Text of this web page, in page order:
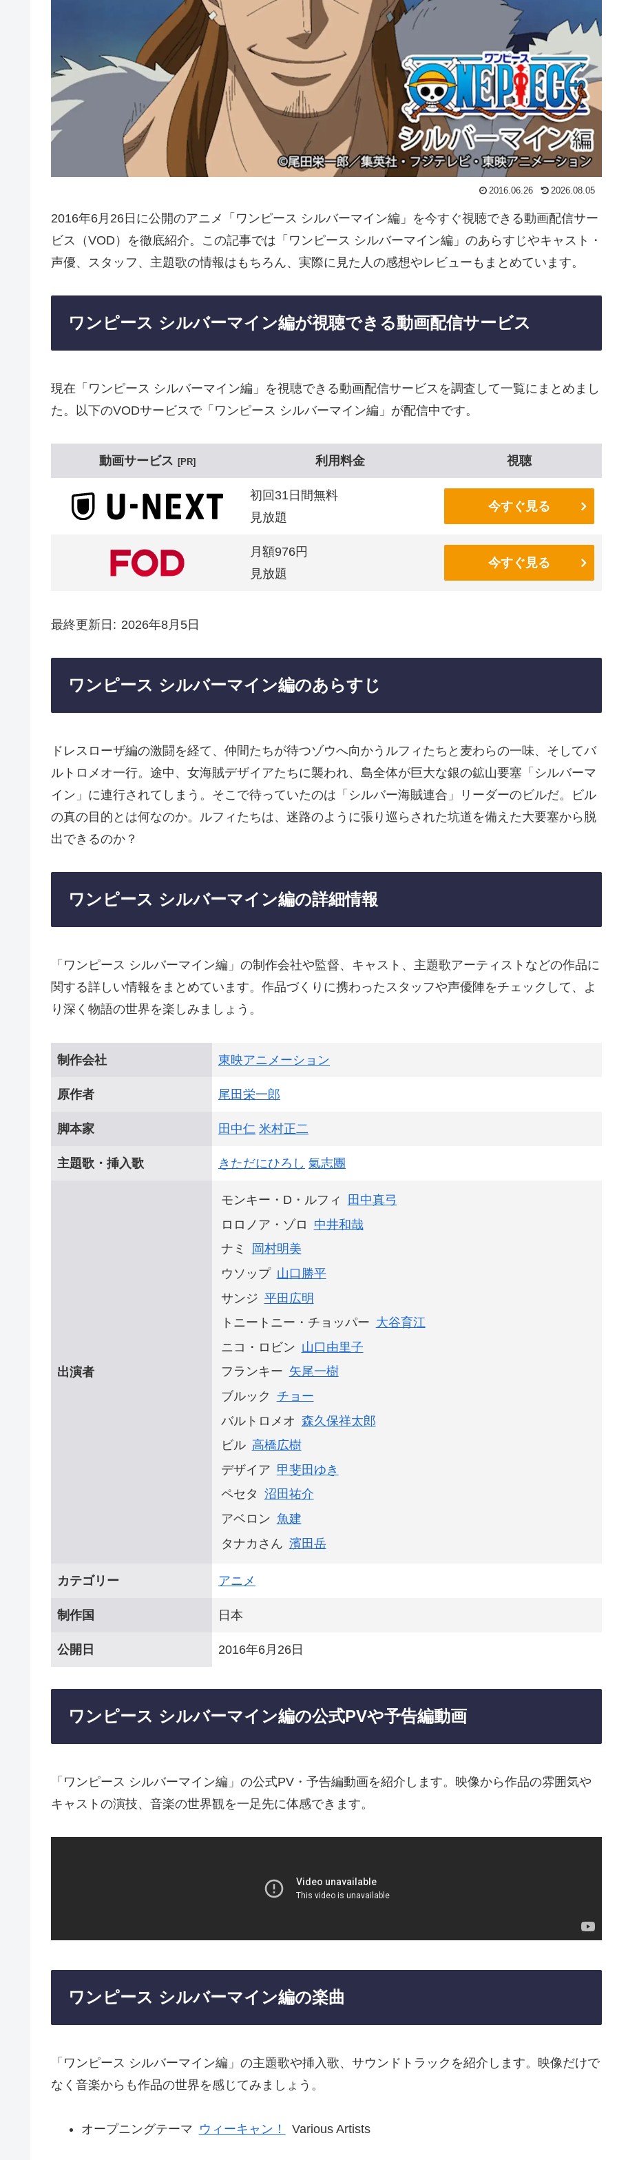
2016.06.26 2026.08.05
2016年6月26日に公開のアニメ「ワンピース シルバーマイン編」を今すぐ視聴できる動画配信サー
ビス（VOD）を徹底紹介。この記事では「ワンピース シルバーマイン編」のあらすじやキャスト・
声優、スタッフ、主題歌の情報はもちろん、実際に見た人の感想やレビューもまとめています。
ワンピース シルバーマイン編が視聴できる動画配信サービス
現在「ワンピース シルバーマイン編」を視聴できる動画配信サービスを調査して一覧にまとめまし
た。以下のVODサービスで「ワンピース シルバーマイン編」が配信中です。
動画サービス PR 利用料金 視聴
初回31日間無料
見放題
今すぐ見る
月額976円
見放題
今すぐ見る
最終更新日 2026年8月5日
ワンピース シルバーマイン編のあらすじ
ドレスローザ編の激闘を経て、仲間たちが待つゾウへ向かうルフィたちと麦わらの一味、そしてバ
ルトロメオ一行。途中、女海賊デザイアたちに襲われ、島全体が巨大な銀の鉱山要塞「シルバーマ
イン」に連行されてしまう。そこで待っていたのは「シルバー海賊連合」リーダーのビルだ。ビル
の真の目的とは何なのか。ルフィたちは、迷路のように張り巡らされた坑道を備えた大要塞から脱
出できるのか？
ワンピース シルバーマイン編の詳細情報
「ワンピース シルバーマイン編」の制作会社や監督、キャスト、主題歌アーティストなどの作品に
関する詳しい情報をまとめています。作品づくりに携わったスタッフや声優陣をチェックして、よ
り深く物語の世界を楽しみましょう。
制作会社 東映アニメーション
原作者 尾田栄一郎
脚本家 田中仁 米村正二
主題歌・挿入歌 きただにひろし 氣志團
出演者
モンキー・D・ルフィ
田中真弓
ロロノア・ゾロ
中井和哉
ナミ
岡村明美
ウソップ 山口勝平
サンジ 平田広明
トニートニー・チョッパー 大谷育江
ニコ・ロビン 山口由里子
フランキー 矢尾一樹
ブルック
チョー
バルトロメオ 森久保祥太郎
ビル 高橋広樹
デザイア 甲斐田ゆき
ペセタ 沼田祐介
アベロン 魚建
タナカさん 濱田岳
カテゴリー アニメ
制作国 日本
公開日 2016年6月26日
ワンピース シルバーマイン編の公式PVや予告編動画
「ワンピース シルバーマイン編」の公式PV・予告編動画を紹介します。映像から作品の雰囲気や
キャストの演技、音楽の世界観を一足先に体感できます。
ワンピース シルバーマイン編の楽曲
「ワンピース シルバーマイン編」の主題歌や挿入歌、サウンドトラックを紹介します。映像だけで
なく音楽からも作品の世界を感じてみましょう。
オープニングテーマ ウィーキャン！ Various Artists